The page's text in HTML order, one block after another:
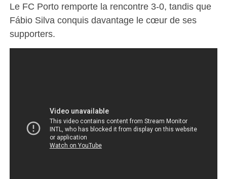
Le FC Porto remporte la rencontre 3-0, tandis que
Fábio Silva conquis davantage le cœur de ses
supporters.